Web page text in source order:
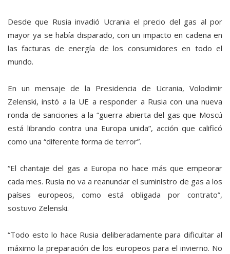
Desde que Rusia invadió Ucrania el precio del gas al por
mayor ya se había disparado, con un impacto en cadena en
las facturas de energía de los consumidores en todo el
mundo.
En un mensaje de la Presidencia de Ucrania, Volodimir
Zelenski, instó a la UE a responder a Rusia con una nueva
ronda de sanciones a la “guerra abierta del gas que Moscú
está librando contra una Europa unida”, acción que calificó
como una “diferente forma de terror”.
“El chantaje del gas a Europa no hace más que empeorar
cada mes. Rusia no va a reanundar el suministro de gas a los
países europeos, como está obligada por contrato”,
sostuvo Zelenski.
“Todo esto lo hace Rusia deliberadamente para dificultar al
máximo la preparación de los europeos para el invierno. No